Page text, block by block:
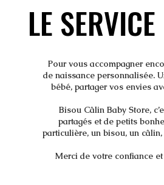
Pour vous accompagner
de naissance personnalisée.
bébé, partager vos envies
Bisou Câlin Baby Store,
partagés et de petits
particulière, un bisou, un
Merci de votre confiance
LE
LE